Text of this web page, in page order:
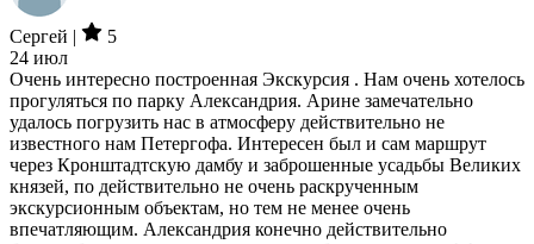
Сергей |
5
24 июл
Очень интересно построенная Экскурсия . Нам очень хотелось
прогуляться по парку Александрия. Арине замечательно
удалось погрузить нас в атмосферу действительно не
известного нам Петергофа. Интересен был и сам маршрут
через Кронштадтскую дамбу и заброшенные усадьбы Великих
князей, по действительно не очень раскрученным
экскурсионным объектам, но тем не менее очень
впечатляющим. Александрия конечно действительно